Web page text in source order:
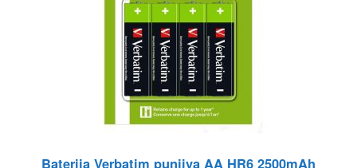
Baterija Verbatim punjiva AA HR6 2500mAh